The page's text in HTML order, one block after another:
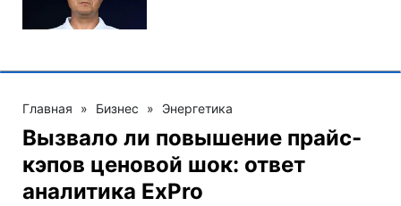
Главная » Бизнес » Энергетика
Вызвало ли повышение прайс-
кэпов ценовой шок: ответ
аналитика ExPro